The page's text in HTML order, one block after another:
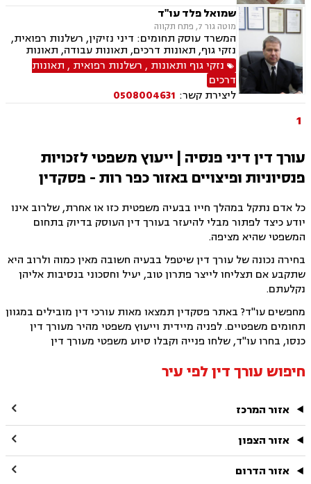
שמואל פלד עו"ד
מוטה גור 7, פתח תקווה
המשרד עוסק תחומים: דיני נזיקין, רשלנות רפואית,
נזקי גוף, תאונות דרכים, תאונות עבודה, תאונות
תלמידים, ביטוח חיים, אובדן כושר עבודה, ביטוח
סיעודי, נכי צה"ל, תביעות ביטוח, נזקי רכוש, דיני
עבודה, דיני פנסיה, פירוקים והקפאות הליכים,
מקרקעין ונדל"ן, עסקאות מכר דירה, הפקעות
נזקי גוף ותאונות , רשלנות רפואית , תאונות
דרכים
ליצירת קשר: 0508004631
1
עורך דין דיני פנסיה | ייעוץ משפטי לזכויות
פנסיוניות ופיצויים באזור כפר רות - פסקדין
כל אדם נתקל במהלך חייו בבעיה משפטית כזו או אחרת, שלרוב אינו
יודע כיצד לפתור מבלי להיעזר בעורך דין העוסק בדיוק בתחום
המשפטי שהיא מציפה.
בחירה נכונה של עורך דין שיטפל בבעיה חשובה מאין כמוה ולרוב היא
שתקבע אם תצליחו לייצר פתרון טוב, יעיל וחסכוני בנסיבות אליהן
נקלעתם.
מחפשים עו"ד? באתר פסקדין תמצאו מאות עורכי דין מובילים במגוון
תחומים משפטיים. לפניה מיידית וייעוץ משפטי מהיר מעורך דין
כנסו, בחרו עו"ד, שלחו פנייה וקבלו סיוע משפטי מעורך דין
חיפוש עורך דין לפי עיר
אזור המרכז 
אזור הצפון 
אזור הדרום 